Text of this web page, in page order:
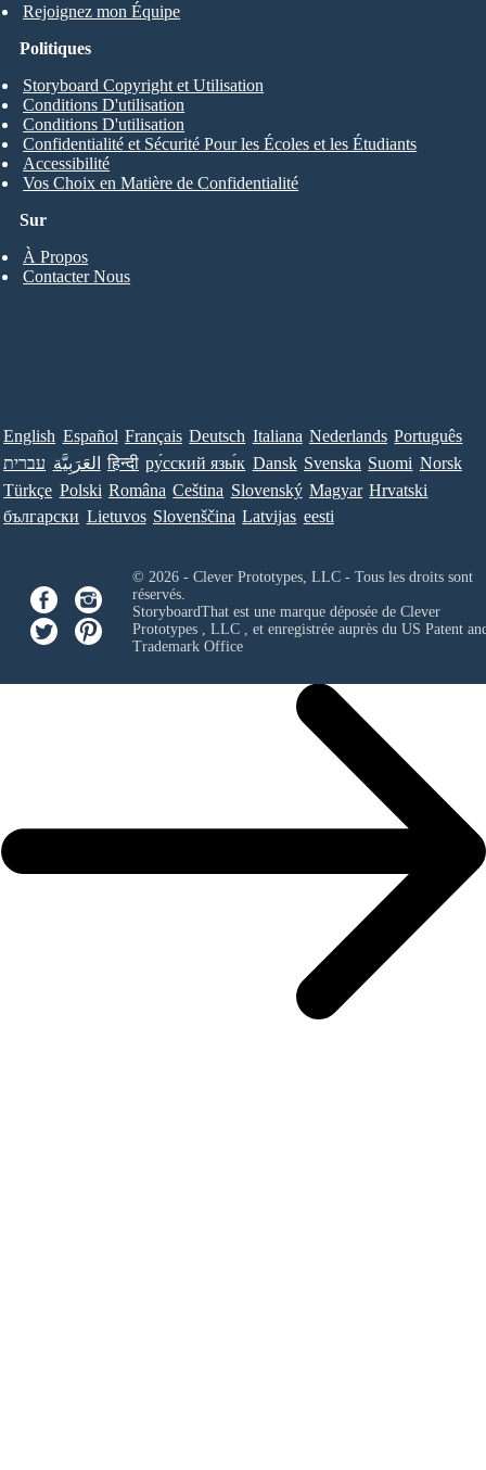
Rejoignez mon Équipe
Sur
À Propos
Contacter Nous
Politiques
Storyboard Copyright et Utilisation
Conditions D'utilisation
Conditions D'utilisation
Confidentialité et Sécurité Pour les Écoles et les Étudiants
Accessibilité
Vos Choix en Matière de Confidentialité
English Español Français Deutsch Italiana Nederlands Português
עברית العَرَبِيَّة हिन्दी ру́сский язы́к Dansk Svenska Suomi Norsk
Türkçe Polski Româna Ceština Slovenský Magyar Hrvatski
български Lietuvos Slovenščina Latvijas eesti
© 2026 - Clever Prototypes, LLC - Tous les droits sont
réservés.
StoryboardThat est une marque déposée de Clever
Prototypes , LLC, et enregistrée auprès du US Patent
Trademark Office